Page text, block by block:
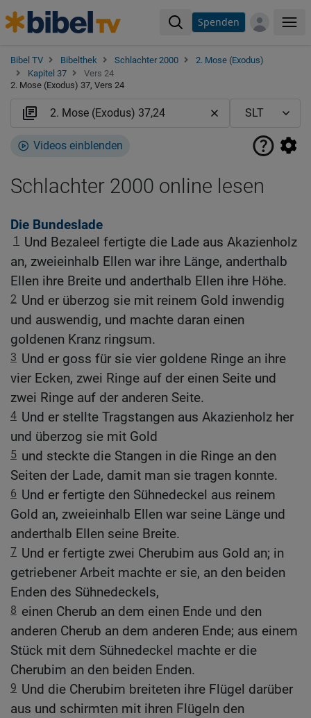
Spenden
Bibel TV Bibelthek Schlachter 2000
2. Mose (Exodus)
Kapitel 37
Vers 24
2. Mose (Exodus) 37, Vers 24
Videos einblenden
Schlachter 2000 online lesen
Die Bundeslade
1
Und Bezaleel fertigte die Lade aus Akazienholz
an, zweieinhalb Ellen war ihre Länge, anderthalb
Ellen ihre Breite und anderthalb Ellen ihre Höhe.
2 Und er überzog sie mit reinem Gold inwendig
und auswendig, und machte daran einen
goldenen Kranz ringsum.
3 Und er goss für sie vier goldene Ringe an ihre
vier Ecken, zwei Ringe auf der einen Seite und
zwei Ringe auf der anderen Seite.
4 Und er stellte Tragstangen aus Akazienholz her
und überzog sie mit Gold
5 und steckte die Stangen in die Ringe an den
Seiten der Lade, damit man sie tragen konnte.
6 Und er fertigte den Sühnedeckel aus reinem
Gold an, zweieinhalb Ellen war seine Länge und
anderthalb Ellen seine Breite.
7 Und er fertigte zwei Cherubim aus Gold an; in
getriebener Arbeit machte er sie, an den beiden
Enden des Sühnedeckels,
8 einen Cherub an dem einen Ende und den
anderen Cherub an dem anderen Ende; aus einem
Stück mit dem Sühnedeckel machte er die
Cherubim an den beiden Enden.
9 Und die Cherubim breiteten ihre Flügel darüber
aus und schirmten mit ihren Flügeln den